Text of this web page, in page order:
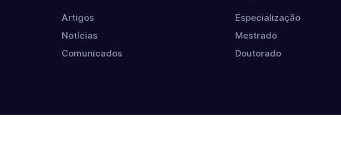
Artigos
Notícias
Comunicados
Especialização
Mestrado
Doutorado